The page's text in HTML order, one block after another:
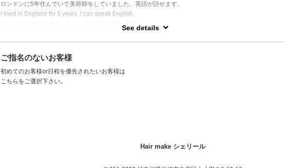
ロンドンに5年住んでいて美容師をしていました。英語が話せます。
I lived in England for 5 years .I can speak English.
ロンドンでホリスティックマッサージの資格を取得。
マッサージでリラックスされてみませんか？
新規の方のマッサージ予約は電話予約のみになります（メニューの説明があり申し訳ありません）
ヘアーと組み合わせてのご予約は担当が違う場合その都度、ご予約が必要になります。
例） カット 担当 塩見 マッサージ 担当 佐藤 （マッサージができるのは佐藤のみになります）
See details
ご指名のないお客様
初めてのお客様or日程を優先されたいお客様は
こちらをご選択下さい。
Hair make シェリール